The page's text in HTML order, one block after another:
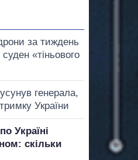
за тиждень
«тіньового
генерала,
України
Україні
скільки